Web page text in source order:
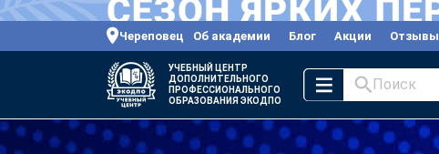
Череповец Об академии Блог Акции Отзывы
УЧЕБНЫЙ ЦЕНТР
ДОПОЛНИТЕЛЬНОГО
ПРОФЕССИОНАЛЬНОГО
ОБРАЗОВАНИЯ ЭКОДПО
Поиск